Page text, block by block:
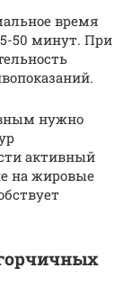
время
50 минут. При
нужно
активный
на жировые